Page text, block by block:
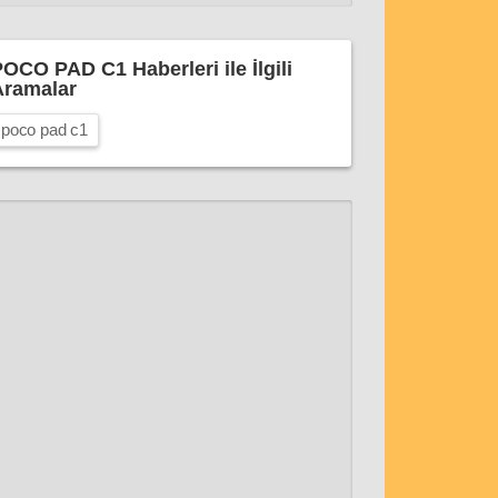
PAD C1 Haberleri ile İlgili
poco pad c1